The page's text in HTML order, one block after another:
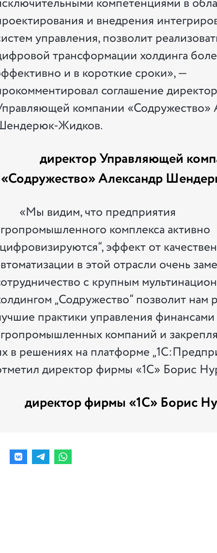
и внедрения
управления, позволит
трансформации холдинга
и в короткие сроки», —
соглашение директор
компании «Содружество»
Жидков.
директор Управляющей
«Содружество» Александр
«Мы видим, что предприятия
комплекса активно
эффект от
в этой отрасли очень
с крупным
„Содружество“ позволит нам
практики управления
компаний и
в решениях на платформе
директор фирмы «1С» Борис
директор фирмы «1С» Борис